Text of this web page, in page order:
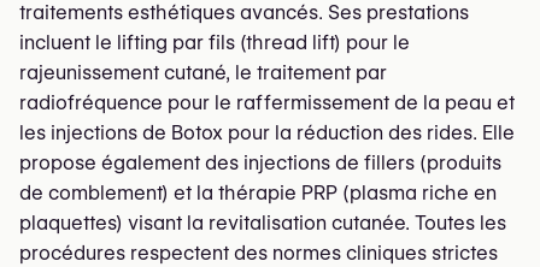
traitements esthétiques avancés. Ses prestations
incluent le lifting par fils (thread lift) pour le
rajeunissement cutané, le traitement par
radiofréquence pour le raffermissement de la peau et
les injections de Botox pour la réduction des rides. Elle
propose également des injections de fillers (produits
de comblement) et la thérapie PRP (plasma riche en
plaquettes) visant la revitalisation cutanée. Toutes les
procédures respectent des normes cliniques strictes